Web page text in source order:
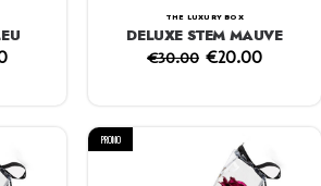
THE LUXURY BOX
DELUXE STEM MAUVE
€30.00 €20.00
PROMO